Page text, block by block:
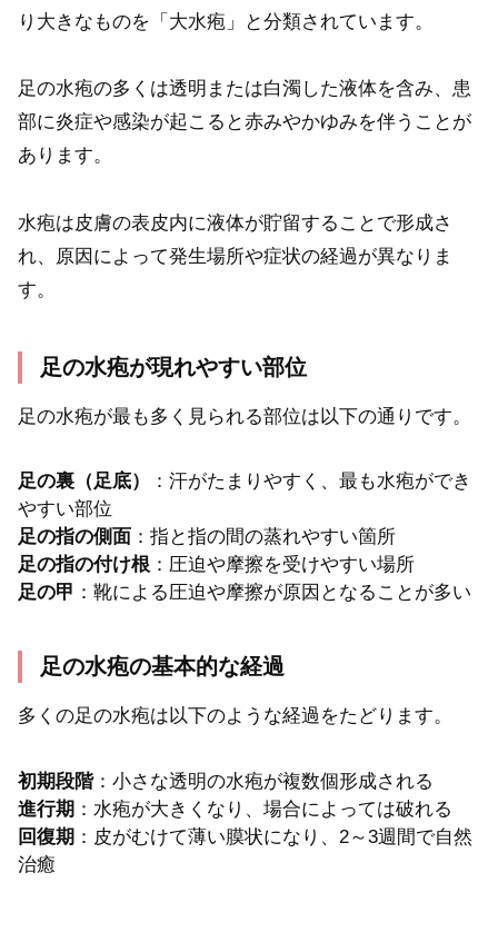
り大きなものを「大水疱」と分類されています。
足の水疱の多くは透明または白濁した液体を含み、患
部に炎症や感染が起こると赤みやかゆみを伴うことが
あります。
水疱は皮膚の表皮内に液体が貯留することで形成さ
れ、原因によって発生場所や症状の経過が異なりま
す。
足の水疱が現れやすい部位
足の水疱が最も多く見られる部位は以下の通りです。
足の裏（足底）
：汗がたまりやすく、最も水疱ができ
やすい部位
足の指の側面 ：指と指の間の蒸れやすい箇所
足の指の付け根 ：圧迫や摩擦を受けやすい場所
足の甲 ：靴による圧迫や摩擦が原因となることが多い
足の水疱の基本的な経過
多くの足の水疱は以下のような経過をたどります。
初期段階：小さな透明の水疱が複数個形成される
進行期 ：水疱が大きくなり、場合によっては破れる
回復期 ：皮がむけて薄い膜状になり、2～3週間で自然
治癒